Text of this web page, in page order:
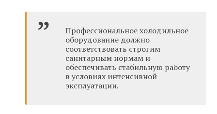
Профессиональное холодильное
оборудование должно
соответствовать строгим
санитарным нормам и
обеспечивать стабильную работу
в условиях интенсивной
эксплуатации.